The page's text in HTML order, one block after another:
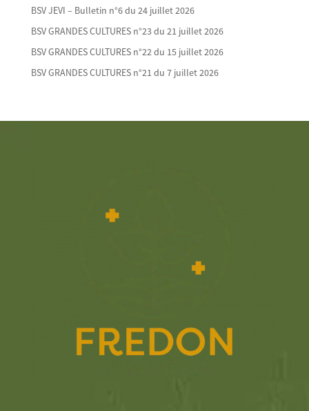
BSV JEVI – Bulletin n°6 du 24 juillet 2026
BSV GRANDES CULTURES n°23 du 21 juillet 2026
BSV GRANDES CULTURES n°22 du 15 juillet 2026
BSV GRANDES CULTURES n°21 du 7 juillet 2026